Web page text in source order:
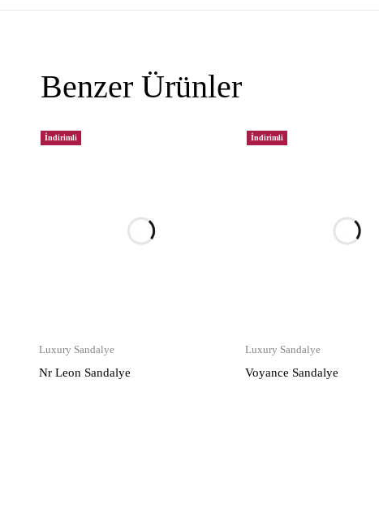
Benzer Ürünler
İndirimli
Luxury Sandalye
Nr Leon Sandalye
İndirimli
Luxury Sandalye
Voyance Sandalye